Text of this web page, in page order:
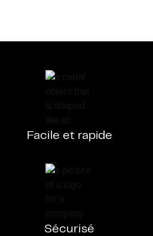
Facile et rapide
Sécurisé